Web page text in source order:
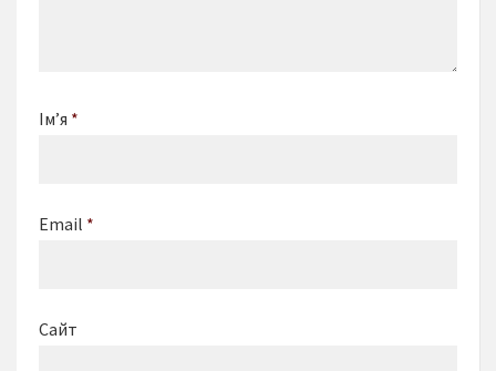
Ім’я *
Email *
Сайт